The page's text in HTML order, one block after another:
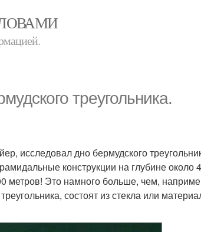
треугольника.
исследовал дно бермудского
конструкции на глубине около
метров! Это намного больше, чем,
состоят из стекла или